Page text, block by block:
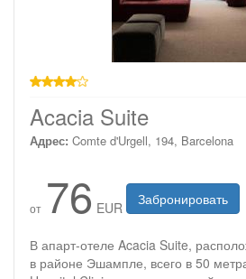
Acacia Suite
Адрес: Comte d'Urgell, 194, Barcelona
от 76 EUR Забронировать
В апарт-отеле Acacia Suite,
в районе Эшампле, всего в 50